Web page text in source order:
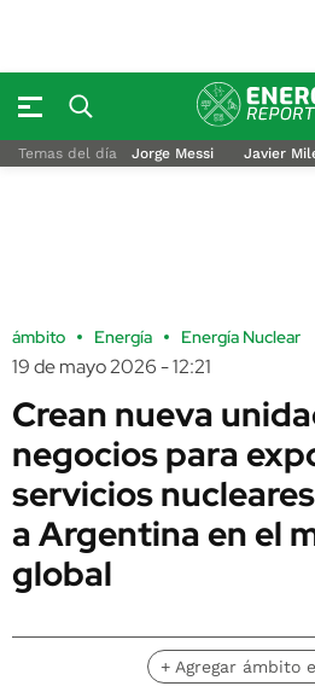
Temas del día Jorge Messi Javier
ámbito Energía Energía Nuclear
19 de mayo 2026 - 12:21
Crean nueva
negocios para
servicios
a Argentina en el
global
+ Agregar ámbito